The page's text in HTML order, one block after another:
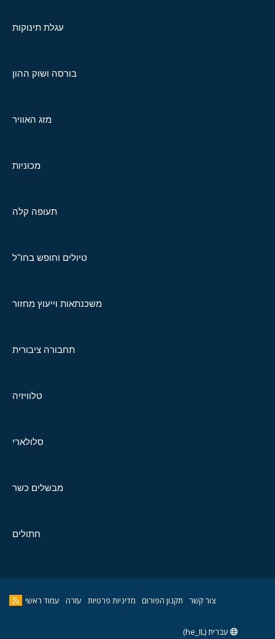
עגלת תינוקות
בורסה ושוק ההון
מזג האוויר
מכוניות
תעופה קלה
טיולים וחופש בחו"ל
משכנתאות וייעוץ מחזור
תחבורה ציבורית
טלוויזיה
סלולארי
מבשלים כשר
חתולים
צור קשר תקנון הפורום מדיניות פרטיות עזרה עמוד ראשי
עברית (he_IL)